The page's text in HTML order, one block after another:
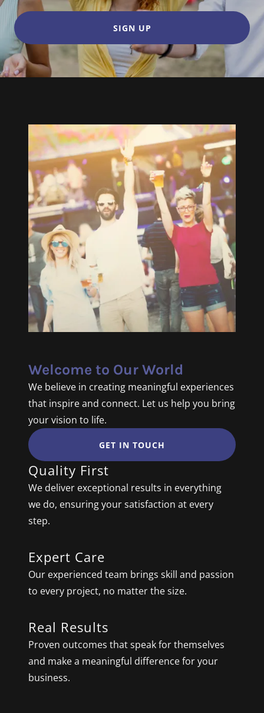
SIGN UP
Welcome to Our World
We believe in creating meaningful experiences
that inspire and connect. Let us help you bring
your vision to life.
GET IN TOUCH
Quality First
We deliver exceptional results in everything
we do, ensuring your satisfaction at every
step.
Expert Care
Our experienced team brings skill and passion
to every project, no matter the size.
Real Results
Proven outcomes that speak for themselves
and make a meaningful difference for your
business.